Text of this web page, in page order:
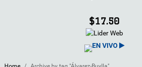
$17.50
EN VIVO